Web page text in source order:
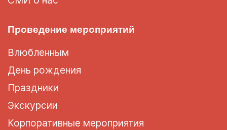
Проведение мероприятий
Влюбленным
День рождения
Праздники
Экскурсии
Корпоративные мероприятия